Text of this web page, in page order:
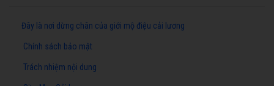
Đây là nơi dừng chân của giới mộ điệu cải lương
Chính sách bảo mật
Trách nhiệm nội dung